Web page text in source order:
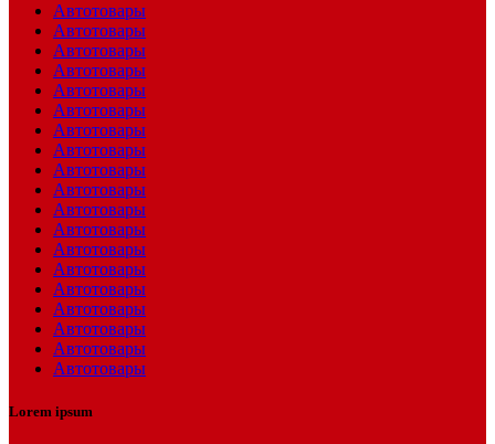
Автотовары
Автотовары
Автотовары
Автотовары
Автотовары
Автотовары
Автотовары
Автотовары
Автотовары
Автотовары
Автотовары
Автотовары
Автотовары
Автотовары
Автотовары
Автотовары
Автотовары
Автотовары
Автотовары
Lorem ipsum